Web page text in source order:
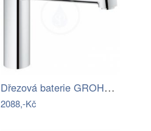
Dřezová baterie GROHE Eurosmart…
2088,-Kč